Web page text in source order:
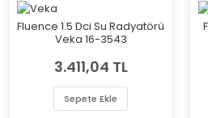
Fluence 1.5 Dci Su Radyatörü
Veka 16-3543
3.411,04 TL
Sepete Ekle